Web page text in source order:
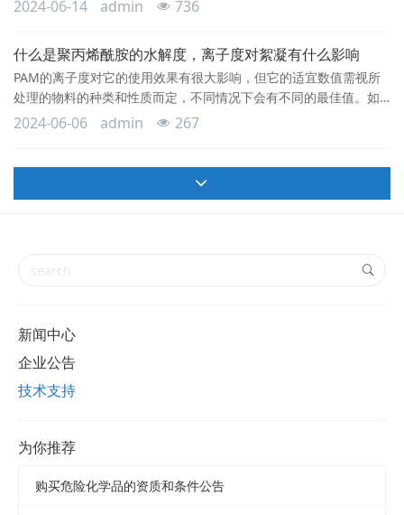
纸张、肥皂和法涤剂、人造丝和玻璃跃，加工铝矾士制氧化铝，还
用于纺织品的丝光处，水处理等。片碱属于危险化学
2024-06-14 admin 736
什么是聚丙烯酰胺的水解度，离子度对絮凝有什么影响
PAM的离子度对它的使用效果有很大影响，但它的适宜数值需视所
处理的物料的种类和性质而定，不同情况下会有不同的最佳值。如
果所处理的物料的离子强度较高(含无机物较多)，所用PAM的离子度
比例就称为PAM的水解度，它即是阴离子度。这种PAM的使用不方
便，且性能较差(加热水解必使PAM分子
2024-06-06 admin 267
新闻中心
企业公告
技术支持
为你推荐
购买危险化学品的资质和条件公告